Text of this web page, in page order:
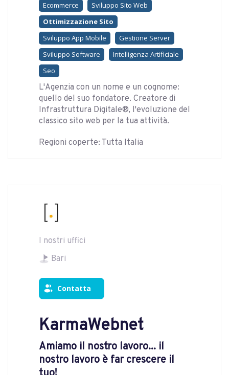
Ecommerce
Sviluppo Sito Web
Ottimizzazione Sito
Sviluppo App Mobile
Gestione Server
Sviluppo Software
Intelligenza Artificiale
Seo
L'Agenzia con un nome e un cognome:
quello del suo fondatore. Creatore di
Infrastruttura Digitale®, l'evoluzione del
classico sito web per la tua attività.
Regioni coperte: Tutta Italia
I nostri uffici
Bari
Contatta
KarmaWebnet
Amiamo il nostro lavoro... il
nostro lavoro è far crescere il